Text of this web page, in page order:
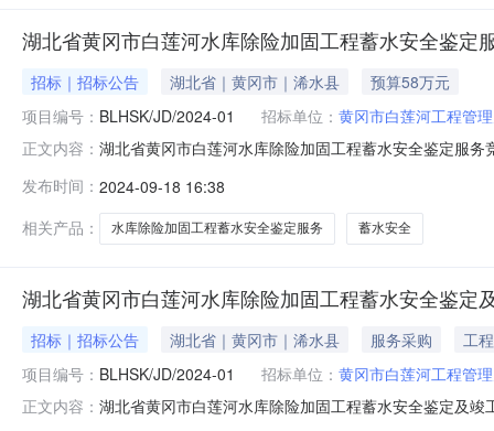
湖北省黄冈市白莲河水库除险加固工程蓄水安全鉴定
招标｜招标公告 湖北省｜黄冈市｜浠水县
预算58万元
项目编号： BLHSK/JD/2024-01 招标单位： 黄冈市白莲河工程管
正文内容： 湖北省黄冈市白莲河水库除险加固工程蓄水安全鉴定服
BLHSK/JD/2024-012、采购计划备案号：/3、项目名称
万元7
发布时间： 2024-09-18 16:38
相关产品：
水库除险加固工程蓄水安全鉴定服务 蓄水安全
湖北省黄冈市白莲河水库除险加固工程蓄水安全鉴定
招标｜招标公告 湖北省｜黄冈市｜浠水县 服务采购
工程
项目编号： BLHSK/JD/2024-01 招标单位： 黄冈市白莲河工程管
正文内容： 湖北省黄冈市白莲河水库除险加固工程蓄水安全鉴定及